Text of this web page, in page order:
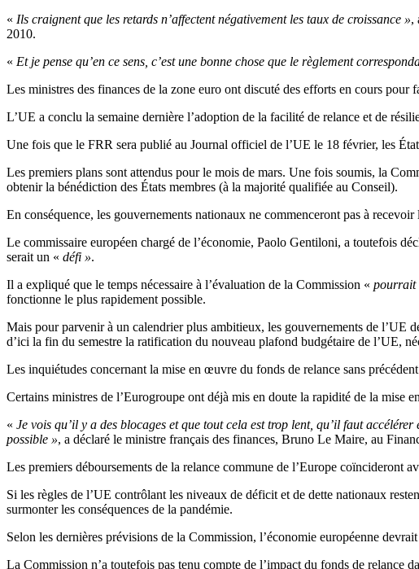
« Ils craignent que les retards n’affectent négativement les taux de croissance »,
2010.
« Et je pense qu’en ce sens, c’est une bonne chose que le règlement
Les ministres des finances de la zone euro ont discuté des efforts en cours
L’UE a conclu la semaine dernière l’adoption de la facilité de relance et de
Une fois que le FRR sera publié au Journal officiel de l’UE le 18 février, les
Les premiers plans sont attendus pour le mois de mars. Une fois soumis, la
obtenir la bénédiction des États membres (à la majorité qualifiée au Conseil).
En conséquence, les gouvernements nationaux ne commenceront pas à
Le commissaire européen chargé de l’économie, Paolo Gentiloni, a toutefois
serait un « défi ».
Il a expliqué que le temps nécessaire à l’évaluation de la Commission « pourrait
fonctionne le plus rapidement possible.
Mais pour parvenir à un calendrier plus ambitieux, les gouvernements de l’UE
d’ici la fin du semestre la ratification du nouveau plafond budgétaire de l’UE,
Les inquiétudes concernant la mise en œuvre du fonds de relance sans
Certains ministres de l’Eurogroupe ont déjà mis en doute la rapidité de la mise
« Je vois qu’il y a des blocages et que tout cela est trop lent, qu’il faut
possible », a déclaré le ministre français des finances, Bruno Le Maire, au
Les premiers déboursements de la relance commune de l’Europe coïncideront
Si les règles de l’UE contrôlant les niveaux de déficit et de dette nationaux
surmonter les conséquences de la pandémie.
Selon les dernières prévisions de la Commission, l’économie européenne
La Commission n’a toutefois pas tenu compte de l’impact du fonds de relance